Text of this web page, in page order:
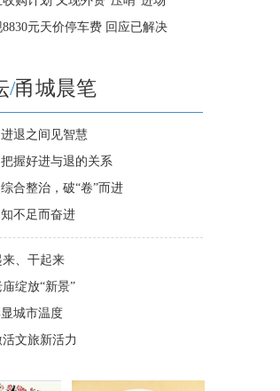
元天价停车费 回应已解决
/甬城晨笔
退之间见智慧
握好进与退的关系
合整治，破“卷”而进
不足而奋进
、干起来
绽放“新景”
城市温度
文旅新活力